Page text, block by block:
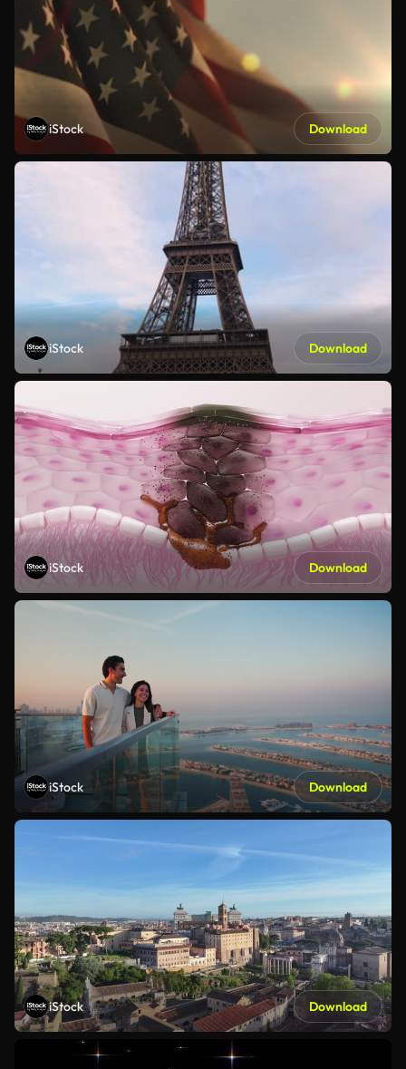
iStock Download
iStock Download
iStock Download
iStock Download
iStock Download